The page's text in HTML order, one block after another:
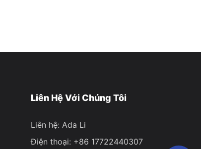
Liên Hệ Với Chúng Tôi
Liên hệ: Ada Li
Điện thoại: +86 17722440307